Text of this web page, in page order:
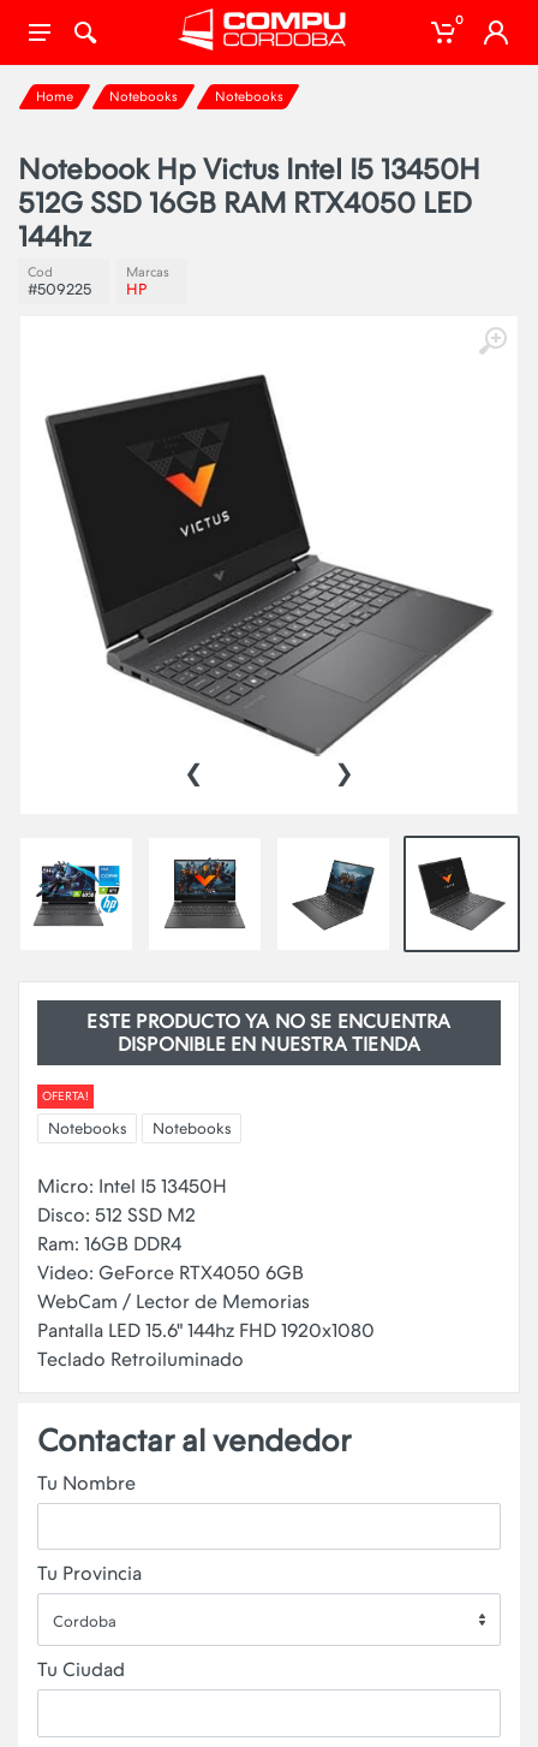
0
Home Notebooks Notebooks
Notebook Hp Victus Intel I5 13450H
512G SSD 16GB RAM RTX4050 LED
144hz
Cod
#509225
Marcas
HP
‹ ›
ESTE PRODUCTO YA NO SE ENCUENTRA
DISPONIBLE EN NUESTRA TIENDA
OFERTA!
Notebooks Notebooks
Micro: Intel I5 13450H
Disco: 512 SSD M2
Ram: 16GB DDR4
Video: GeForce RTX4050 6GB
WebCam / Lector de Memorias
Pantalla LED 15.6" 144hz FHD 1920x1080
Contactar al vendedor
Tu Nombre
Tu Provincia
Cordoba
Tu Ciudad